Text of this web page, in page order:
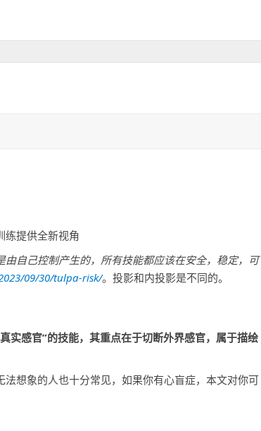
练提供全新视角
自己控制产生的，所有技能都应该在安全，稳定，可
09/30/tulpa-risk/。投影和内投影是不同的。
实感官”的技能，其重点在于切断外界感官，属于描绘
想象的人也十分常见，如果你有心盲症，本文对你可